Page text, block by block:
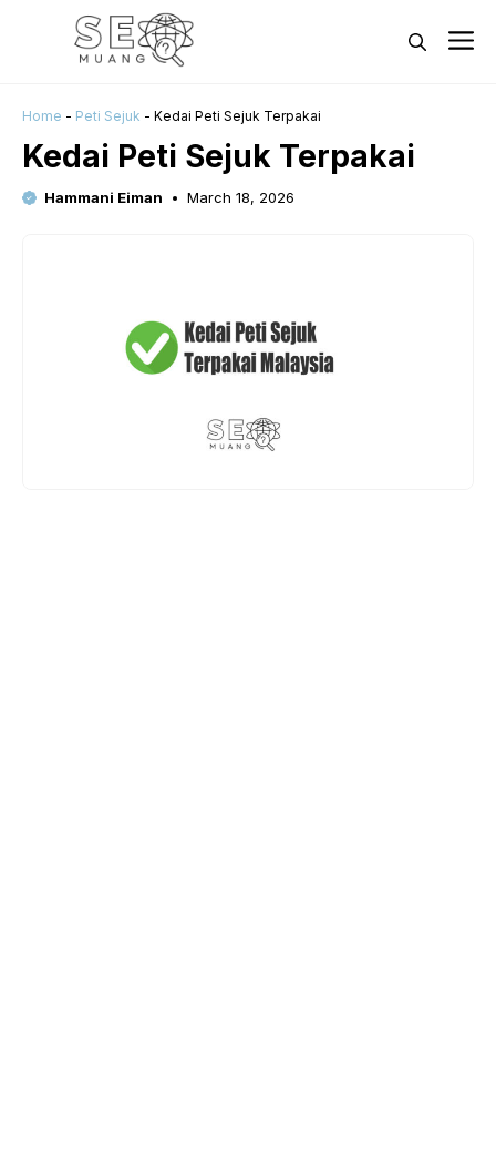
Home - Peti Sejuk - Kedai Peti Sejuk Terpakai
Kedai Peti Sejuk Terpakai
Hammani Eiman March 18, 2026